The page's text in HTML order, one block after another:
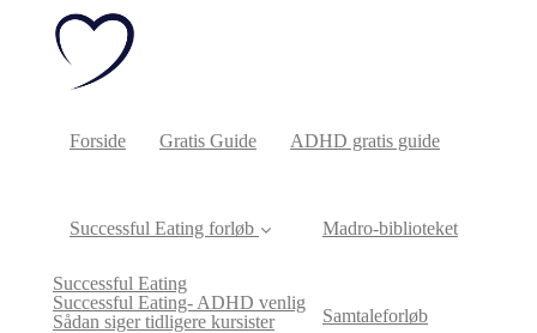
Forside Gratis Guide ADHD gratis guide
Successful Eating forløb
Successful Eating
Successful Eating- ADHD venlig
Sådan siger tidligere kursister
Madro-biblioteket
Samtaleforløb